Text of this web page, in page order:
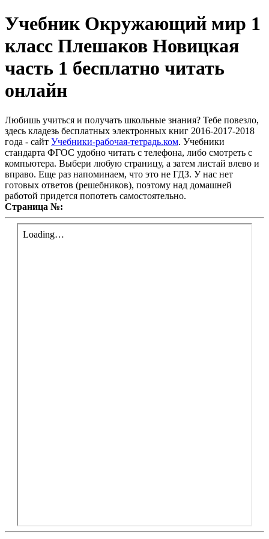
Учебник Окружающий мир 1
класс Плешаков Новицкая
часть 1 бесплатно читать
онлайн
Любишь учиться и получать школьные знания? Тебе повезло,
здесь кладезь бесплатных электронных книг 2016-2017-2018
года - сайт Учебники-рабочая-тетрадь.ком. Учебники
стандарта ФГОС удобно читать с телефона, либо смотреть с
компьютера. Выбери любую страницу, а затем листай влево и
вправо. Еще раз напоминаем, что это не ГДЗ. У нас нет
готовых ответов (решебников), поэтому над домашней
работой придется попотеть самостоятельно.
Страница №: